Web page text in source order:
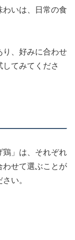
わいは、日常の食
り、好みに合わせ
てみてくださ
鶏」は、それぞれ
わせて選ぶことが
い。